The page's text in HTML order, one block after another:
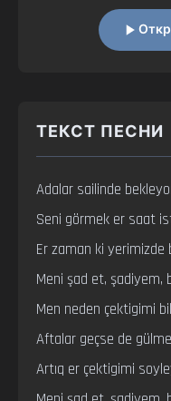
ТЕКСТ ПЕСНИ
Adalar sailinde
Seni görmek er saat
Er zaman ki yerimizde
Meni şad et, şadiyem,
Men neden çektigimi
Aftalar geçse de
Artıq er çektigimi